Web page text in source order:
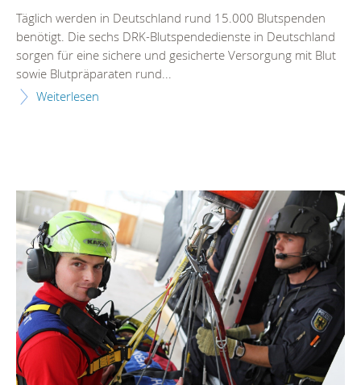
Täglich werden in Deutschland rund 15.000 Blutspenden
benötigt. Die sechs DRK-Blutspendedienste in Deutschland
sorgen für eine sichere und gesicherte Versorgung mit Blut
sowie Blutpräparaten rund...
Weiterlesen